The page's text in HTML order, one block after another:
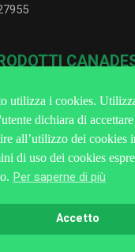
DATI PERSONALI
i diritti riservati:
utilizza i cookies.
dichiara di accettare
all’utilizzo dei cookies
di uso dei cookies
Per saperne di più
Accetto